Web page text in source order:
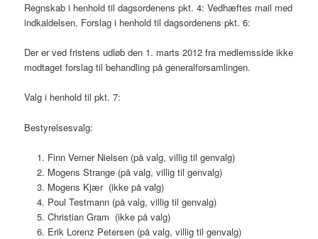
Regnskab i henhold til dagsordenens pkt. 4: Vedhæftes mail med
indkaldelsen. Forslag i henhold til dagsordenens pkt. 6:
Der er ved fristens udløb den 1. marts 2012 fra medlemsside ikke
modtaget forslag til behandling på generalforsamlingen.
Valg i henhold til pkt. 7:
Bestyrelsesvalg:
Finn Verner Nielsen (på valg, villig til genvalg)
Mogens Strange (på valg, villig til genvalg)
Mogens Kjær (ikke på valg)
Poul Testmann (på valg, villig til genvalg)
Christian Gram (ikke på valg)
Erik Lorenz Petersen (på valg, villig til genvalg)